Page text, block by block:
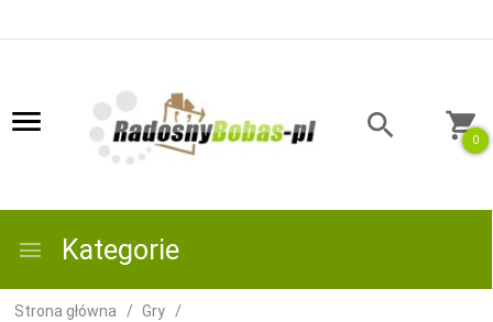
0
Kategorie
Strona główna Gry